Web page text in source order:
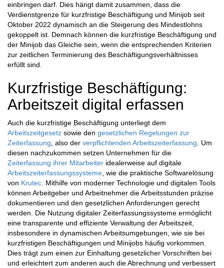
einbringen darf. Dies hängt damit zusammen, dass die
Verdienstgrenze für kurzfristige Beschäftigung und Minijob seit
Oktober 2022 dynamisch an die Steigerung des Mindestlohns
gekoppelt ist. Demnach können die kurzfristige Beschäftigung und
der Minijob das Gleiche sein, wenn die entsprechenden Kriterien
zur zeitlichen Terminierung des Beschäftigungsverhältnisses
erfüllt sind.
Kurzfristige Beschäftigung:
Arbeitszeit digital erfassen
Auch die kurzfristige Beschäftigung unterliegt dem
Arbeitszeitgesetz sowie den gesetzlichen Regelungen zur
Zeiterfassung, also der verpflichtenden Arbeitszeiterfassung. Um
diesen nachzukommen setzen Unternehmen für die
Zeiterfassung ihrer Mitarbeiter idealerweise auf digitale
Arbeitszeiterfassungssysteme, wie die praktische Softwarelösung
von Krutec. Mithilfe von moderner Technologie und digitalen Tools
können Arbeitgeber und Arbeitnehmer die Arbeitsstunden präzise
dokumentieren und den gesetzlichen Anforderungen gerecht
werden. Die Nutzung digitaler Zeiterfassungssysteme ermöglicht
eine transparente und effiziente Verwaltung der Arbeitszeit,
insbesondere in dynamischen Arbeitsumgebungen, wie sie bei
kurzfristigen Beschäftigungen und Minijobs häufig vorkommen.
Dies trägt zum einen zur Einhaltung gesetzlicher Vorschriften bei
und erleichtert zum anderen auch die Abrechnung und verbessert